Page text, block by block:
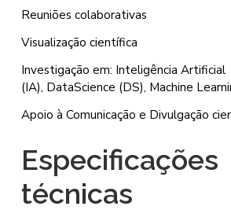
Reuniões colaborativas
Visualização científica
Investigação em: Inteligência Artificial
(IA), DataScience (DS), Machine
Apoio à Comunicação e Divulgação
Especificações
técnicas